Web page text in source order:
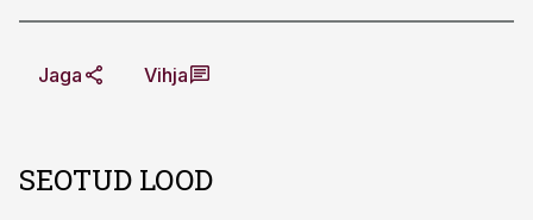
Jaga Vihja
SEOTUD LOOD